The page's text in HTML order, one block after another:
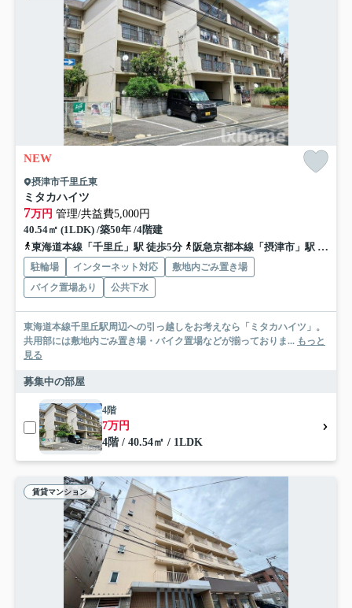
NEW
摂津市千里丘東
ミタカハイツ
7万円 管理/共益費5,000円
40.54㎡ (1LDK) /築50年 /4階建
東海道本線「千里丘」駅 徒歩5分
阪急京都本線「摂津市」駅 徒歩7分
駐輪場 インターネット対応
敷地内ごみ置き場
バイク置場あり
公共下水
東海道本線千里丘駅周辺への引っ越しをお考えなら「ミタカハイツ」。
共用部には敷地内ごみ置き場・バイク置場などが揃っておりま... もっと
見る
募集中の部屋
4階
7万円
4階 / 40.54㎡ / 1LDK
賃貸マンション